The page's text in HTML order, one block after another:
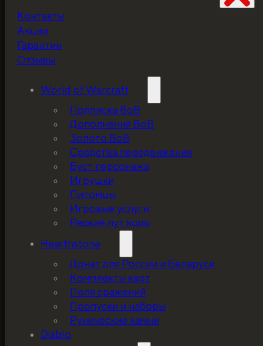
Контакты
Акции
Гарантии
Отзывы
World of Warcraft
Подписка ВоВ
Дополнения ВоВ
Золото ВоВ
Средства передвижения
Буст персонажа
Игрушки
Питомцы
Игровые услуги
Редкие лут коды
Hearthstone
Донат для России и Беларуси
Комплекты карт
Поля сражений
Пропуски и наборы
Рунические камни
Diablo